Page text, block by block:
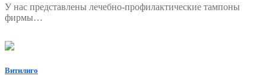
У нас представлены лечебно-профилактические тампоны
фирмы…
Витилиго